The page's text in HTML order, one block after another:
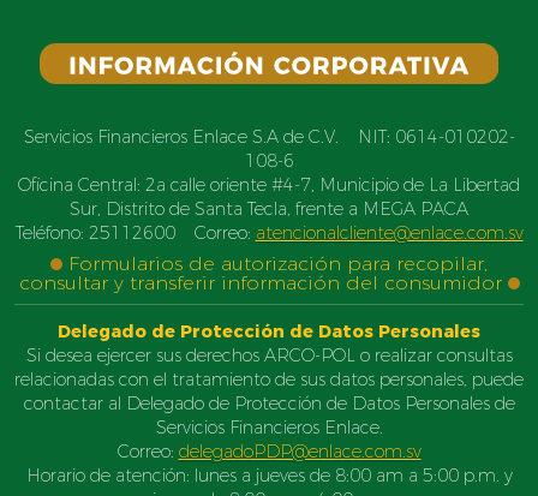
Servicios Financieros Enlace S.A de C.V. NIT: 0614-010202-
108-6
Oficina Central: 2a calle oriente #4-7, Municipio de La Libertad
Sur, Distrito de Santa Tecla, frente a MEGA PACA
Teléfono: 25112600 Correo: atencionalcliente@enlace.com.sv
Formularios de autorización para recopilar,
consultar y transferir información del consumidor
Delegado de Protección de Datos Personales
Si desea ejercer sus derechos ARCO-POL o realizar consultas
relacionadas con el tratamiento de sus datos personales, puede
contactar al Delegado de Protección de Datos Personales de
Servicios Financieros Enlace.
Correo: delegadoPDP@enlace.com.sv
Horario de atención: lunes a jueves de 8:00 am a 5:00 p.m. y